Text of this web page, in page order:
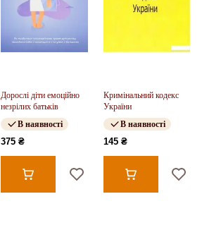
Дорослі діти емоційно
незрілих батьків
В наявності
375 ₴
Кримінальний кодекс
України
В наявності
145 ₴